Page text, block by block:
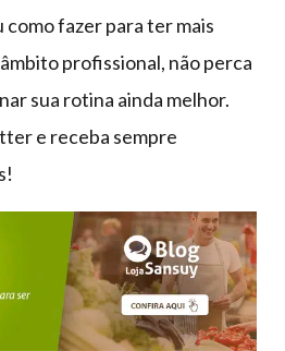
como fazer para ter mais
profissional, não perca
sua rotina ainda melhor.
e receba sempre